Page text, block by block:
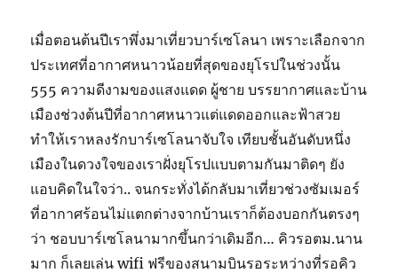
เมื่อตอนต้นปีเราพึ่งมาเที่ยวบาร์เซโลนา เพราะเลือกจาก
ประเทศที่อากาศหนาวน้อยที่สุดของยุโรปในช่วงนั้น
555 ความดีงามของแสงแดด ผู้ชาย บรรยากาศและบ้าน
เมืองช่วงต้นปีที่อากาศหนาวแต่แดดออกและฟ้าสวย
ทำให้เราหลงรักบาร์เซโลนาจับใจ เทียบชั้นอันดับหนึ่ง
เมืองในดวงใจของเราฝั่งยุโรปแบบตามกันมาติดๆ ยัง
แอบคิดในใจว่า.. จนกระทั่งได้กลับมาเที่ยวช่วงซัมเมอร์
ที่อากาศร้อนไม่แตกต่างจากบ้านเราก็ต้องบอกกันตรงๆ
ว่า ชอบบาร์เซโลนามากขึ้นกว่าเดิมอีก… คิวรอตม.นาน
มาก ก็เลยเล่น wifi ฟรีของสนามบินรอระหว่างที่รอคิว